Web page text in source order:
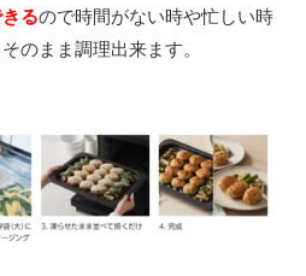
るので時間がない時や忙しい時
のまま調理出来ます。